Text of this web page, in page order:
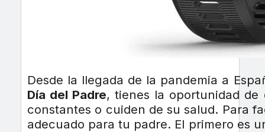
Desde la llegada de la pandemia a
Día del Padre, tienes la oportunidad
constantes o cuiden de su salud. Para
adecuado para tu padre. El primero es